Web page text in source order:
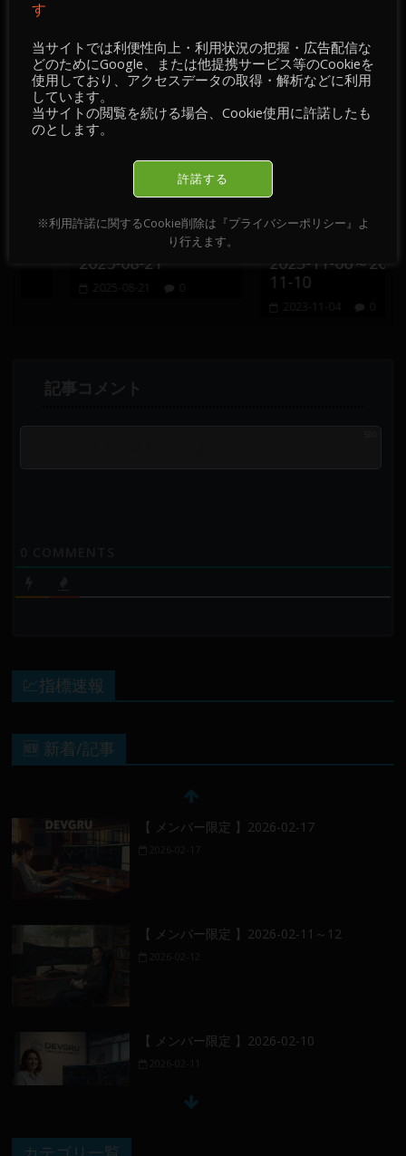
チャート・チェック 】2025-09-15
おすすめ記事
【 情報・掲示板／チ
ャート・チェック 】
2025-08-21
2025-08-21
【 情報・掲示板／チ
2023-11-06～2023-
11-10
2023-11-04
💹指標速報
🆕 新着/記事
【 メンバー限定 】2026-02-17
【 メンバー限定 】2026-02-11～12
【 メンバー限定 】2026-02-10
す
当サイトでは利便性向上・利用状況の把握・広告配信な
どのためにGoogle、または他提携サービス等のCookieを
使用しており、アクセスデータの取得・解析などに利用
しています。
当サイトの閲覧を続ける場合、Cookie使用に許諾したも
のとします。
許諾する
※利用許諾に関するCookie削除は『プライバシーポリシー』よ
り行えます。